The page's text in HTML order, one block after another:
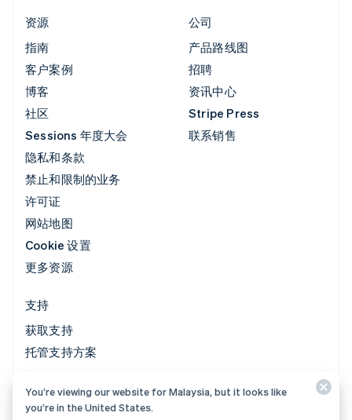
资源
指南
客户案例
博客
社区
Sessions 年度大会
隐私和条款
禁止和限制的业务
许可证
网站地图
Cookie 设置
更多资源
公司
产品路线图
招聘
资讯中心
Stripe Press
联系销售
支持
获取支持
托管支持方案
© 2026 Stripe, LLC
You’re viewing our website for Malaysia, but it looks like
you’re in the United States.